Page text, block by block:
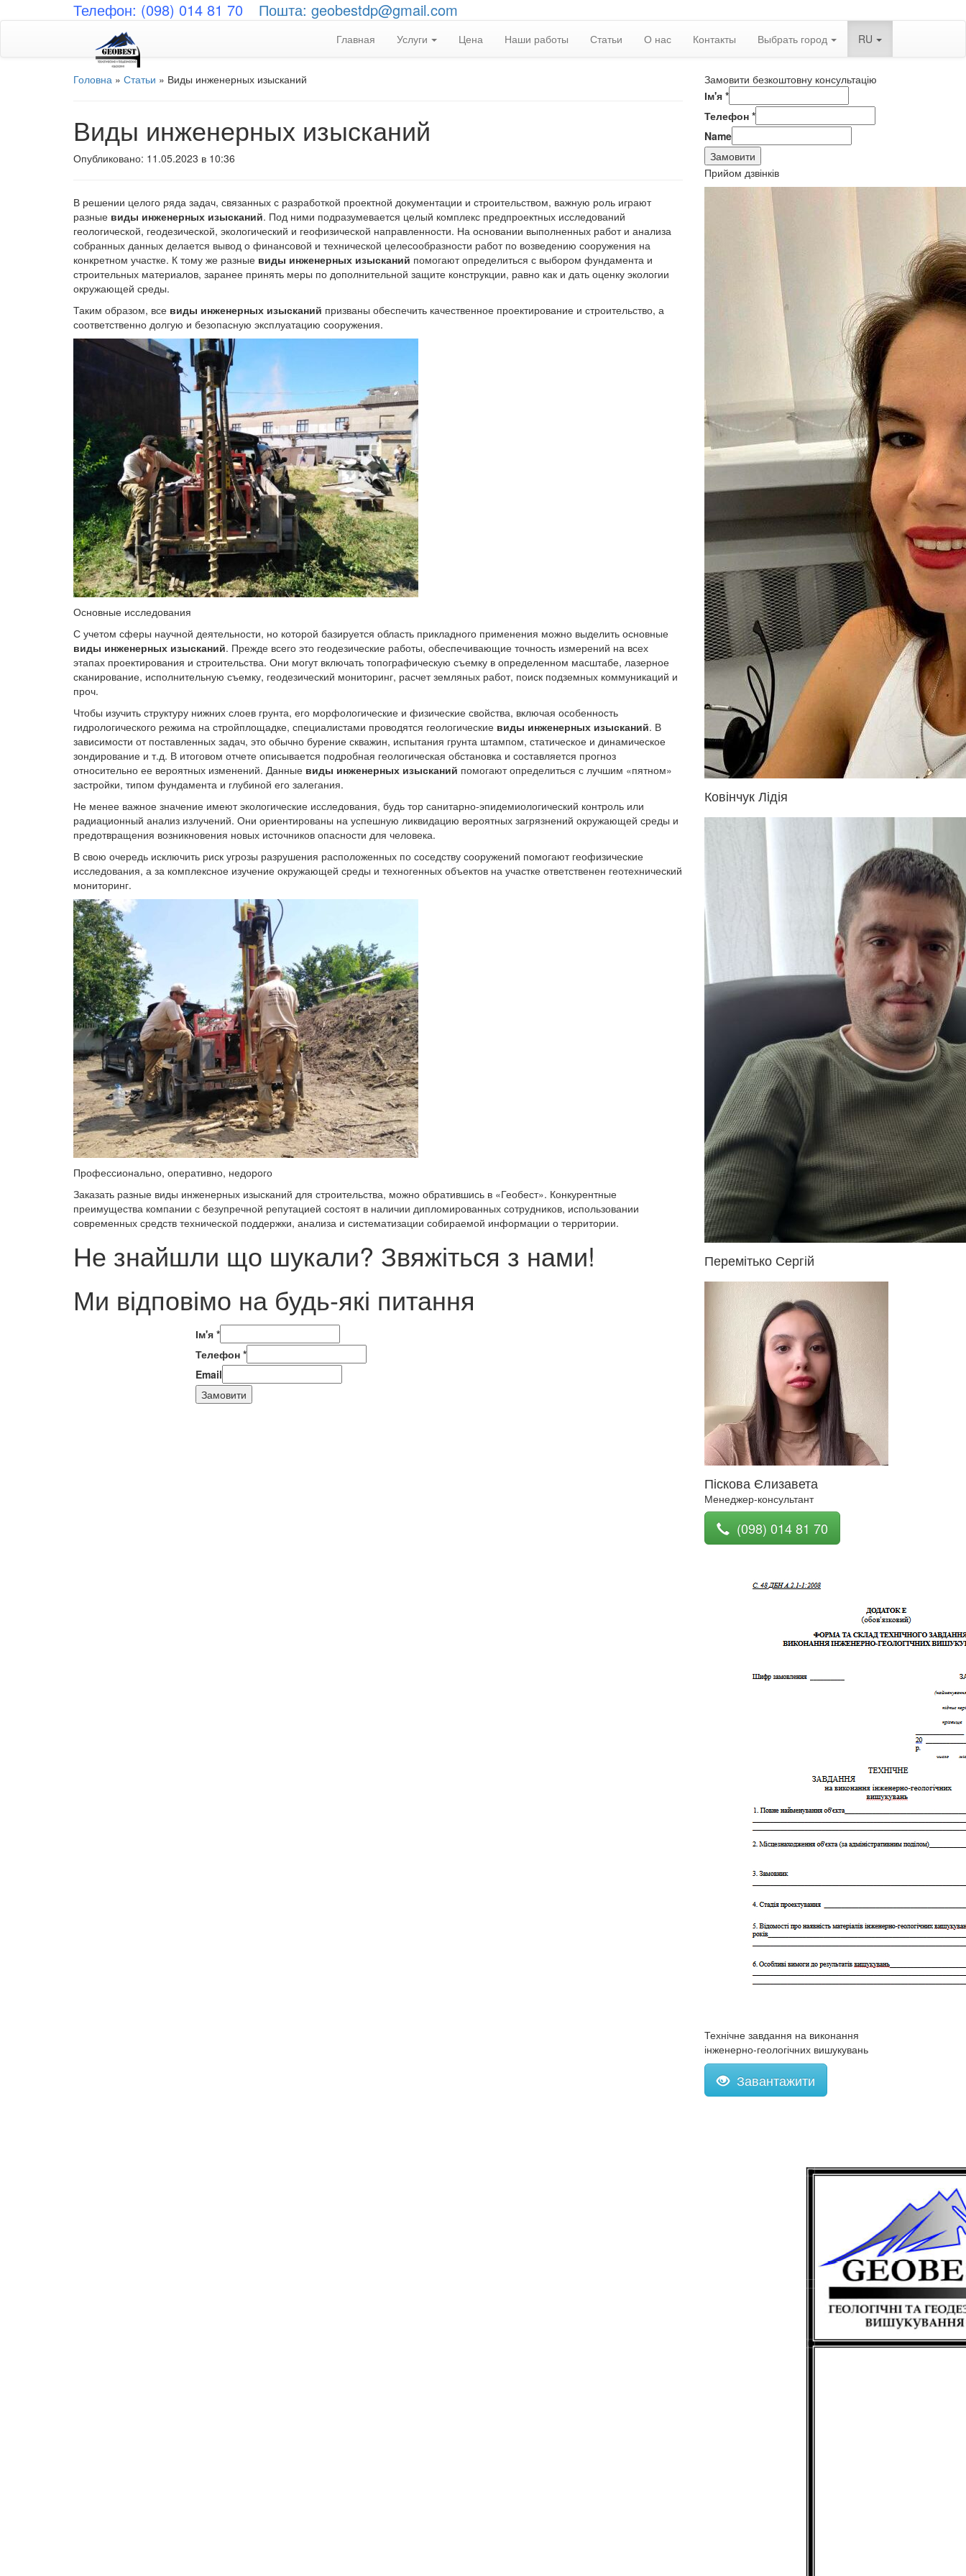
Телефон: (098) 014 81 70 Пошта: geobestdp@gmail.com
Главная Услуги Цена Наши работы Статьи О нас Контакты Выбрать город RU
Головна » Статьи » Виды инженерных изысканий
Виды инженерных изысканий
Опубликовано: 11.05.2023 в 10:36
В решении целого ряда задач, связанных с разработкой проектной документации и строительством, важную роль играют
разные виды инженерных изысканий. Под ними подразумевается целый комплекс предпроектных исследований
геологической, геодезической, экологический и геофизической направленности. На основании выполненных работ и анализа
собранных данных делается вывод о финансовой и технической целесообразности работ по возведению сооружения на
конкретном участке. К тому же разные виды инженерных изысканий помогают определиться с выбором фундамента и
строительных материалов, заранее принять меры по дополнительной защите конструкции, равно как и дать оценку экологии
окружающей среды.
Таким образом, все виды инженерных изысканий призваны обеспечить качественное проектирование и строительство, а
соответственно долгую и безопасную эксплуатацию сооружения.
Основные исследования
С учетом сферы научной деятельности, но которой базируется область прикладного применения можно выделить основные
виды инженерных изысканий. Прежде всего это геодезические работы, обеспечивающие точность измерений на всех
этапах проектирования и строительства. Они могут включать топографическую съемку в определенном масштабе, лазерное
сканирование, исполнительную съемку, геодезический мониторинг, расчет земляных работ, поиск подземных коммуникаций и
проч.
Чтобы изучить структуру нижних слоев грунта, его морфологические и физические свойства, включая особенность
гидрологического режима на стройплощадке, специалистами проводятся геологические виды инженерных изысканий. В
зависимости от поставленных задач, это обычно бурение скважин, испытания грунта штампом, статическое и динамическое
зондирование и т.д. В итоговом отчете описывается подробная геологическая обстановка и составляется прогноз
относительно ее вероятных изменений. Данные виды инженерных изысканий помогают определиться с лучшим «пятном»
застройки, типом фундамента и глубиной его залегания.
Не менее важное значение имеют экологические исследования, будь тор санитарно-эпидемиологический контроль или
радиационный анализ излучений. Они ориентированы на успешную ликвидацию вероятных загрязнений окружающей среды и
предотвращения возникновения новых источников опасности для человека.
В свою очередь исключить риск угрозы разрушения расположенных по соседству сооружений помогают геофизические
исследования, а за комплексное изучение окружающей среды и техногенных объектов на участке ответственен геотехнический
мониторинг.
Профессионально, оперативно, недорого
Заказать разные виды инженерных изысканий для строительства, можно обратившись в «Геобест». Конкурентные
преимущества компании с безупречной репутацией состоят в наличии дипломированных сотрудников, использовании
современных средств технической поддержки, анализа и систематизации собираемой информации о территории.
Не знайшли що шукали? Звяжіться з нами!
Ми відповімо на будь-які питання
Ім'я *
Телефон *
Email
Замовити
Замовити безкоштовну консультацію
Ім'я *
Телефон *
Name
Замовити
Прийом дзвінків
Ковінчук Лідія
Перемітько Сергій
Піскова Єлизавета
Менеджер-консультант
(098) 014 81 70
Технічне завдання на виконання
інженерно-геологічних вишукувань
Завантажити